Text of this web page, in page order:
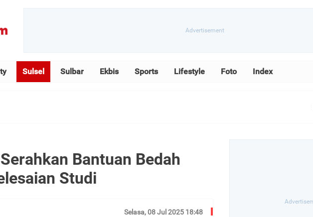
Sulsel Sulbar Ekbis Sports Lifestyle Foto Index
Bantuan Bedah
Studi
Selasa, 08 Jul 2025 18:48